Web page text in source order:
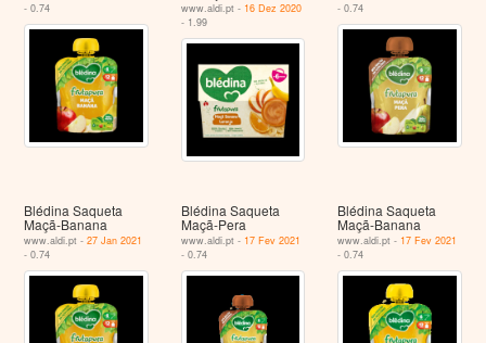
- 0.74
www.aldi.pt - 16 Dez 2020
- 1.99
- 0.74
Blédina Saqueta
Maçã-Banana
www.aldi.pt -27 Jan 2021
- 0.74
Blédina Saqueta
Maçã-Pera
www.aldi.pt - 17 Fev 2021
- 0.74
Blédina Saqueta
Maçã-Banana
www.aldi.pt - 17 Fev 2021
- 0.74